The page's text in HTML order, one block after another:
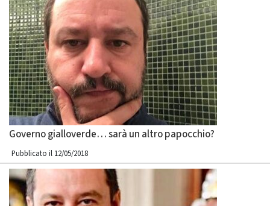
Governo gialloverde… sarà un altro papocchio?
Pubblicato il 12/05/2018